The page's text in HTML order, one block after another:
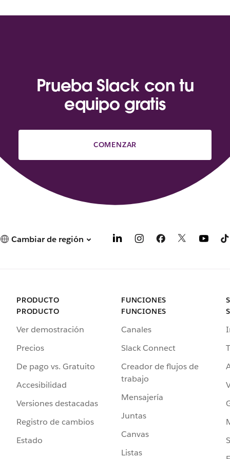
Prueba Slack con tu
equipo gratis
COMENZAR
Cambiar de región
PRODUCTO
PRODUCTO
Ver demostración
Precios
De pago vs. Gratuito
Accesibilidad
Versiones destacadas
Registro de cambios
Estado
FUNCIONES
FUNCIONES
Canales
Slack Connect
Creador de flujos de
trabajo
Mensajería
Juntas
Canvas
Listas